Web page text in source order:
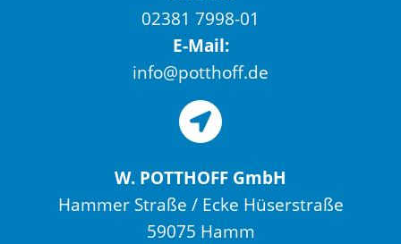
02381 7998-01
E-Mail:
info@potthoff.de
W. POTTHOFF GmbH
Hammer Straße / Ecke Hüserstraße
59075 Hamm